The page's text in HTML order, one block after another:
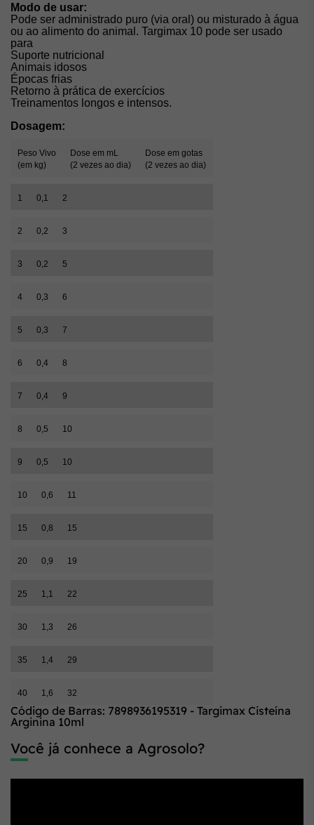
Modo de usar:
Pode ser administrado puro (via oral) ou misturado à água
ou ao alimento do animal. Targimax 10 pode ser usado
para
Suporte nutricional
Animais idosos
Épocas frias
Retorno à prática de exercícios
Treinamentos longos e intensos.
Dosagem:
Peso Vivo
(em kg)
Dose em mL
(2 vezes ao dia)
Dose em gotas
(2 vezes ao dia)
1 0,1 2
2 0,2 3
3 0,2 5
4 0,3 6
5 0,3 7
6 0,4 8
7 0,4 9
8 0,5 10
9 0,5 10
10 0,6 11
15 0,8 15
20 0,9 19
25 1,1 22
30 1,3 26
35 1,4 29
40 1,6 32
Código de Barras: 7898936195319 - Targimax Cisteína
Arginina 10ml
Você já conhece a Agrosolo?